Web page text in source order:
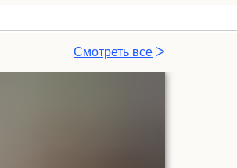
Смотреть все ᐳ